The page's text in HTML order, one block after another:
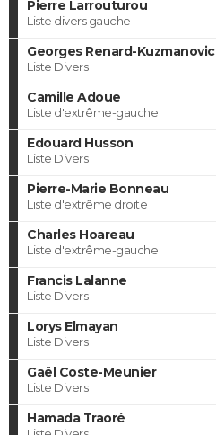
Pierre Larrouturou
Liste divers gauche
Georges Renard-Kuzmanovic
Liste Divers
Camille Adoue
Liste d'extrême-gauche
Edouard Husson
Liste Divers
Pierre-Marie Bonneau
Liste d'extrême droite
Charles Hoareau
Liste d'extrême-gauche
Francis Lalanne
Liste Divers
Lorys Elmayan
Liste Divers
Gaël Coste-Meunier
Liste Divers
Hamada Traoré